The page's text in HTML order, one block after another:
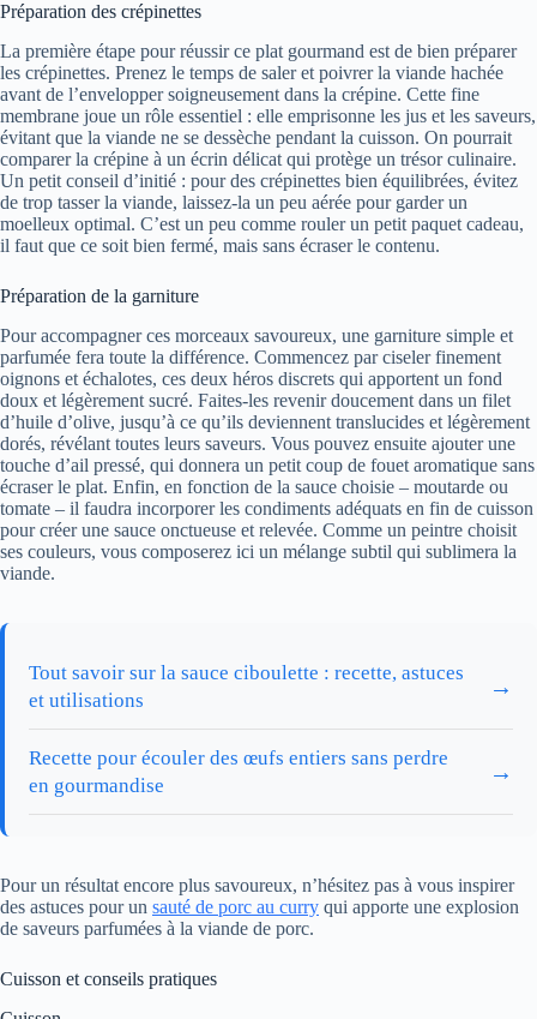
Préparation des crépinettes
La première étape pour réussir ce plat gourmand est de bien préparer
les crépinettes. Prenez le temps de saler et poivrer la viande hachée
avant de l’envelopper soigneusement dans la crépine. Cette fine
membrane joue un rôle essentiel : elle emprisonne les jus et les saveurs,
évitant que la viande ne se dessèche pendant la cuisson. On pourrait
comparer la crépine à un écrin délicat qui protège un trésor culinaire.
Un petit conseil d’initié : pour des crépinettes bien équilibrées, évitez
de trop tasser la viande, laissez-la un peu aérée pour garder un
moelleux optimal. C’est un peu comme rouler un petit paquet cadeau,
il faut que ce soit bien fermé, mais sans écraser le contenu.
Préparation de la garniture
Pour accompagner ces morceaux savoureux, une garniture simple et
parfumée fera toute la différence. Commencez par ciseler finement
oignons et échalotes, ces deux héros discrets qui apportent un fond
doux et légèrement sucré. Faites-les revenir doucement dans un filet
d’huile d’olive, jusqu’à ce qu’ils deviennent translucides et légèrement
dorés, révélant toutes leurs saveurs. Vous pouvez ensuite ajouter une
touche d’ail pressé, qui donnera un petit coup de fouet aromatique sans
écraser le plat. Enfin, en fonction de la sauce choisie – moutarde ou
tomate – il faudra incorporer les condiments adéquats en fin de cuisson
pour créer une sauce onctueuse et relevée. Comme un peintre choisit
ses couleurs, vous composerez ici un mélange subtil qui sublimera la
viande.
Tout savoir sur la sauce ciboulette : recette, astuces
et utilisations
→
Recette pour écouler des œufs entiers sans perdre
en gourmandise
→
Pour un résultat encore plus savoureux, n’hésitez pas à vous inspirer
des astuces pour un sauté de porc au curry qui apporte une explosion
de saveurs parfumées à la viande de porc.
Cuisson et conseils pratiques